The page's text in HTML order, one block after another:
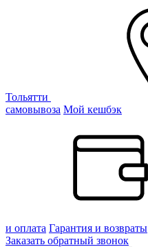
Тольятти
самовывоза Мой кешбэк
и оплата Гарантия и возвраты
Заказать обратный звонок